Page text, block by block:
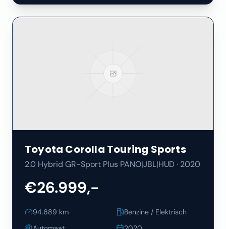
Toyota Corolla Touring Sports
2.0 Hybrid GR-Sport Plus PANO|JBL|HUD· 2020
€26.999,-
94.689 km
Benzine / Elektrisch